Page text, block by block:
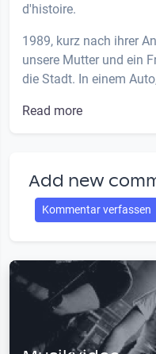
d'histoire.
1989, kurz nach ihrer
unsere Mutter und ein
die Stadt. In einem
Read more
Add new
Kommentar verfassen